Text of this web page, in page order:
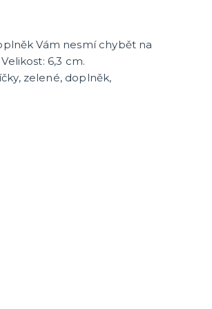
Vám nesmí chybět na
6,3 cm.
zelené, doplněk,